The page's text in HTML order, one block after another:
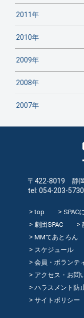
2011年
2010年
2009年
2008年
2007年
〒422-8019 静
tel: 054-203-
top SPAC
劇団SPAC
MMてあとろん
スケジュール
会員・ボランテ
アクセス・お問
ハラスメント防
サイトポリシー